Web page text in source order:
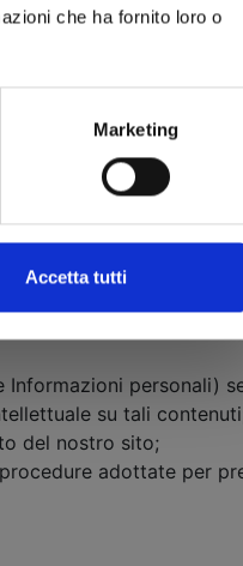
che ha fornito loro o
Marketing
Accetta tutti
gli agenti, e qualsiasi
possa derivare dalla
parte delle
in licenza d'uso dai
per copiare o
di attività delle
personali)
su tali
del nostro sito;
adottate per